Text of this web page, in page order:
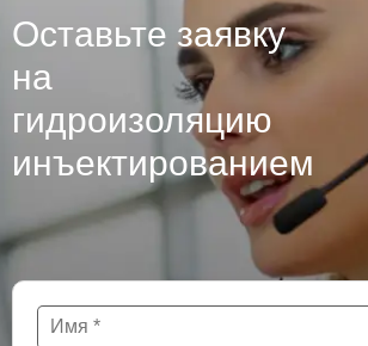
Оставьте заявку
на
гидроизоляцию
инъектированием